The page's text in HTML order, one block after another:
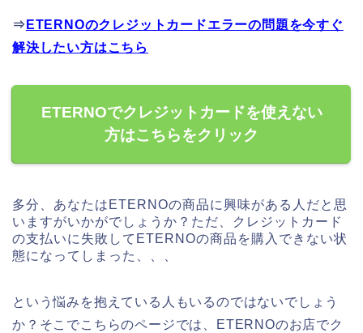
⇒ ETERNOのクレジットカードエラーの問題を今すぐ
解決したい方はこちら
ETERNOでクレジットカードを使えない
方はこちらをクリック
多分、あなたはETERNOの商品に興味がある人だと思
いますがいかがでしょうか？ただ、クレジットカード
の支払いに失敗してETERNOの商品を購入できない状
態になってしまった、、、
という悩みを抱えている人もいるのではないでしょう
か？そこでこちらのページでは、ETERNOのお店でク